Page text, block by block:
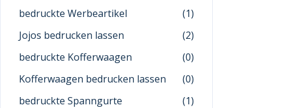
bedruckte Werbeartikel
(1)
Jojos bedrucken lassen
(2)
bedruckte Kofferwaagen
(0)
Kofferwaagen bedrucken lassen
(0)
bedruckte Spanngurte
(1)